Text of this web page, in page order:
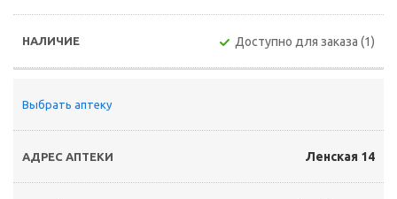
Доступно для заказа (1)
Выбрать аптеку
Ленская 14